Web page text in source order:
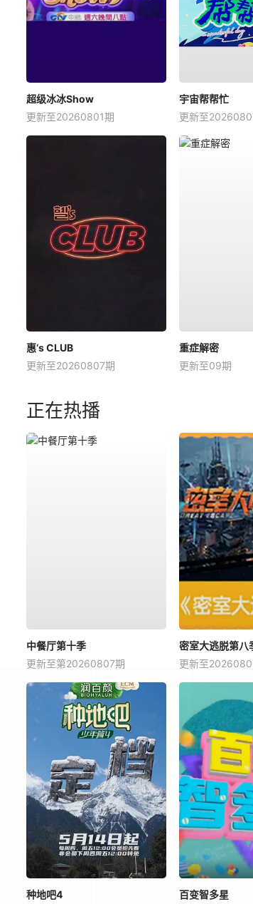
超级冰冰Show
更新至20260801期
宇宙帮帮忙
更新至
惠‘s CLUB
更新至20260807期
重症解密
更新至09期
正在热播
中餐厅第十季
更新至第20260807期
密室大逃脱第八
更新至
种地吧4 百变智多星